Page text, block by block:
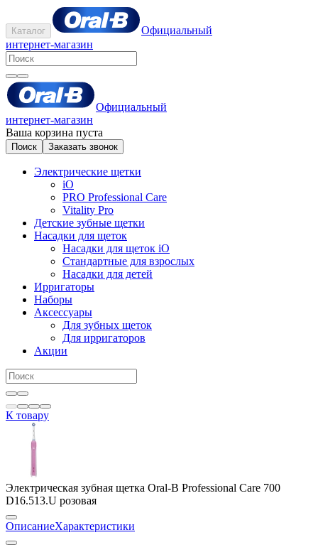
Каталог
Официальный
интернет-магазин
Официальный
интернет-магазин
Ваша корзина пуста
Поиск Заказать звонок
Электрические щетки
iO
PRO Professional Care
Vitality Pro
Детские зубные щетки
Насадки для щеток
Насадки для щеток iO
Стандартные для взрослых
Насадки для детей
Ирригаторы
Наборы
Аксессуары
Для зубных щеток
Для ирригаторов
Акции
К товару
Электрическая зубная щетка Oral-B Professional Care 700
D16.513.U розовая
ОписаниеХарактеристики